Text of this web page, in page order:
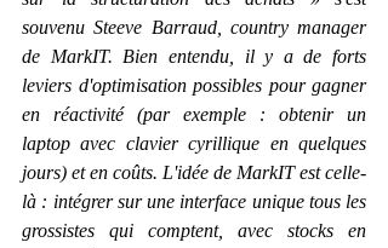
souvenu Steeve Barraud, country manager
de MarkIT. Bien entendu, il y a de forts
leviers d'optimisation possibles pour gagner
en réactivité (par exemple : obtenir un
laptop avec clavier cyrillique en quelques
jours) et en coûts. L'idée de MarkIT est celle-
là : intégrer sur une interface unique tous les
grossistes qui comptent, avec stocks en